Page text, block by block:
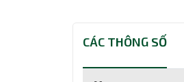
CÁC THÔNG SỐ